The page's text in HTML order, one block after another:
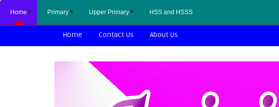
Home Primary Upper Primary HSS and HSSS
Home Contact Us About Us